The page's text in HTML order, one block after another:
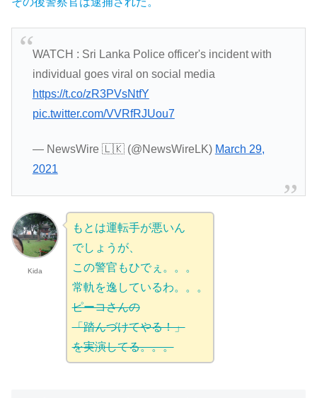
WATCH : Sri Lanka Police officer's incident with
individual goes viral on social media
https://t.co/zR3PVsNtfY
pic.twitter.com/VVRfRJUou7
— NewsWire 🇱🇰 (@NewsWireLK) March 29,
2021
Kida
もとは運転手が悪いん
でしょうが、
この警官もひでぇ。。。
常軌を逸しているわ。。。
ピーコさんの
「踏んづけてやる！」
を実演してる。。。